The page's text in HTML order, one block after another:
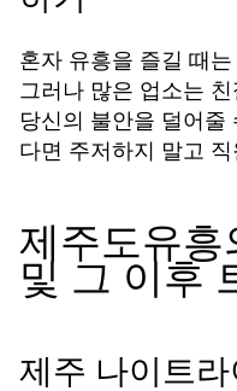
혼자 유흥을 즐길 때
그러나 많은 업소는
당신의 불안을 덜어줄
다면 주저하지 말고
제주도유
및 그 이후
제주 나이트